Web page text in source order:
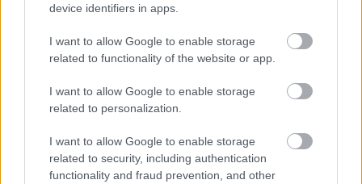
device identifiers in apps.
I want to allow Google to enable storage
related to functionality of the website or app.
I want to allow Google to enable storage
related to personalization.
I want to allow Google to enable storage
related to security, including authentication
functionality and fraud prevention, and other
Pierīgānotikusi smaga
avārija – viens no šoferiem
aizbēdzis no notikuma
vietas